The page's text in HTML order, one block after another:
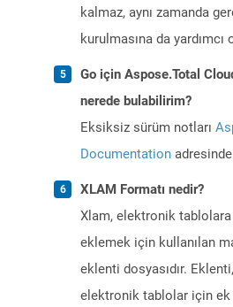
kalmaz, aynı zamanda
kurulmasına da yardımcı
Go için Aspose.Total
nerede bulabilirim?
Eksiksiz sürüm notları
Documentation
XLAM Formatı nedir?
Xlam, elektronik
eklemek için kullanılan
eklenti dosyasıdır.
elektronik tablolar için